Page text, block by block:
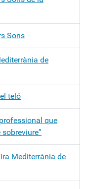
Sons
de
teló
que
Mediterrània de